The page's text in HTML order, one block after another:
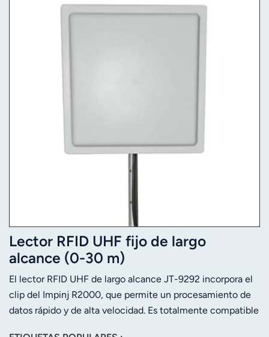
Lector RFID UHF fijo de largo
alcance (0-30 m)
El lector RFID UHF de largo alcance JT-9292 incorpora el
clip del Impinj R2000, que permite un procesamiento de
datos rápido y de alta velocidad. Es totalmente compatible